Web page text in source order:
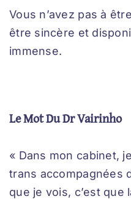
Vous n’avez pas à
être sincère et
immense.
Le Mot Du Dr Vairinho
« Dans mon cabinet,
trans accompagnées
que je vois, c’est que